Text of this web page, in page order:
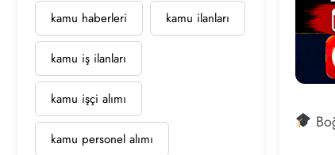
kamu haberleri kamu ilanları
kamu iş ilanları
kamu işçi alımı
kamu personel alımı